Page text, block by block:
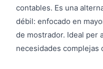
contables. Es una
débil: enfocado en
de mostrador. Ideal per
necesidades complejas